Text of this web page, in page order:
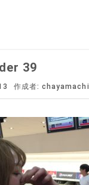
39
作成者:chayamachi